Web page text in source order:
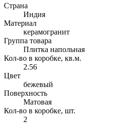
Страна
Индия
Материал
керамогранит
Группа товара
Плитка напольная
Кол-во в коробке, кв.м.
2.56
Цвет
бежевый
Поверхность
Матовая
Кол-во в коробке, шт.
2